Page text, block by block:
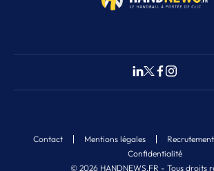
© 2026 HANDNEWS.FR - Tous droits
Contact Mentions légales Recrutement
Confidentialité